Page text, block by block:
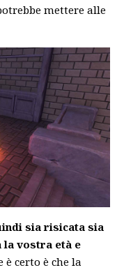
mettere alle
sia risicata sia
la vostra età e
è certo è che la